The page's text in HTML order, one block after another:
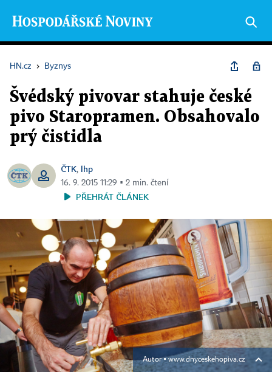
HN.cz › Byznys
Švédský pivovar stahuje české
pivo Staropramen. Obsahovalo
prý čistidla
ČTK, lhp
16. 9. 2015 11:29 ▪ 2 min. čtení
PŘEHRÁT ČLÁNEK
Autor ▪ www.dnyceskehopiva.cz